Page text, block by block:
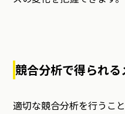
競合分析で得られる
適切な競合分析を行うこ